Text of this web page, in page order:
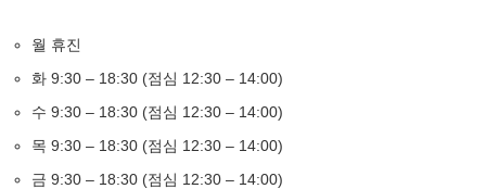
월 휴진
화 9:30 – 18:30 (점심 12:30 – 14:00)
수 9:30 – 18:30 (점심 12:30 – 14:00)
목 9:30 – 18:30 (점심 12:30 – 14:00)
금 9:30 – 18:30 (점심 12:30 – 14:00)